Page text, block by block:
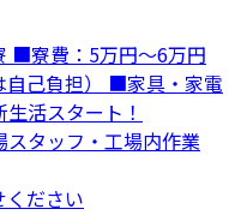
■寮費：5万円～6万円
自己負担） ■家具・家電
活スタート！
スタッフ・工場内作業
ください